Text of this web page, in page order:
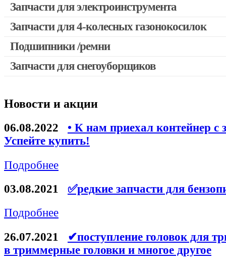
Запчасти для электроинструмента
Двигатели, редукторы для шуруповертов
Выключатели, переключатели
Запчасти для УШМ (болгарок)
Запчасти для электроинструмента другие
Запчасти для компрессоров
Конденсаторы
Ремни для электроинструмента
Запчасти для 4-колесных газонокосилок
Подшипники /ремни
Запчасти для снегоуборщиков
Новости и акции
06.08.2022
• К нам приехал контейнер с
Успейте купить!
Подробнее
03.08.2021
✅редкие запчасти для
Подробнее
26.07.2021
✔поступление головок для
в триммерные головки и многое другое